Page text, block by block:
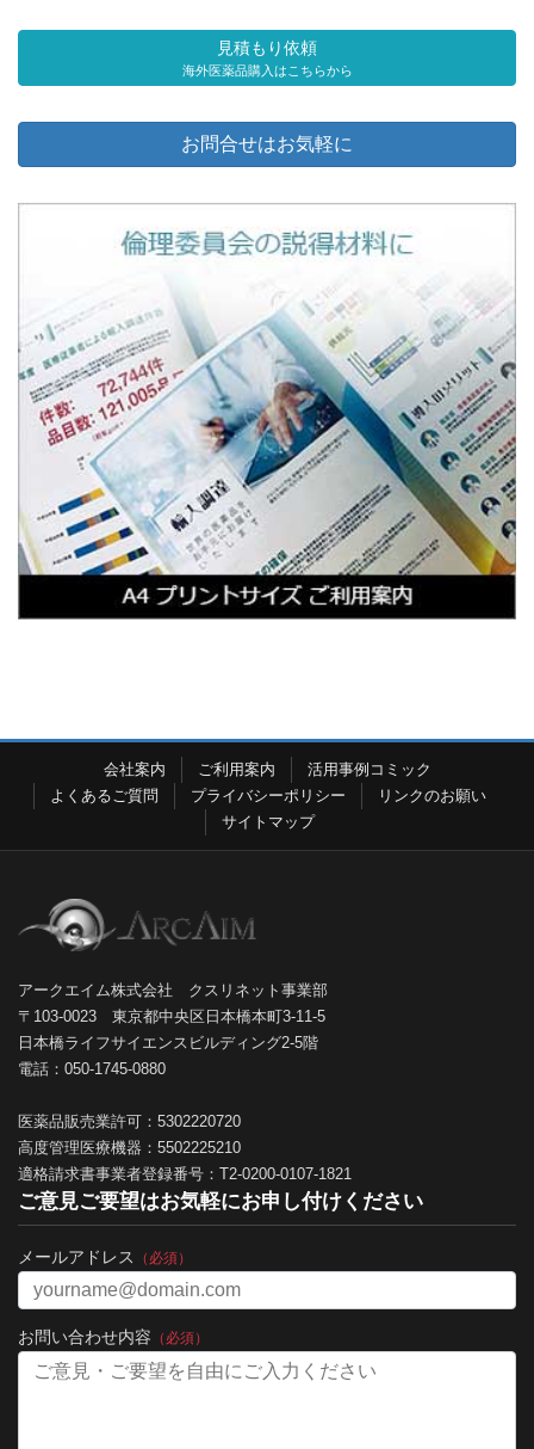
見積もり依頼
海外医薬品購入はこちらから
お問合せはお気軽に
会社案内 ご利用案内
活用事例コミック
よくあるご質問
プライバシーポリシー
リンクのお願い
サイトマップ
アークエイム株式会社 クスリネット事業部
〒103-0023 東京都中央区日本橋本町3-11-5
日本橋ライフサイエンスビルディング2-5階
電話：050-1745-0880
医薬品販売業許可：5302220720
高度管理医療機器：5502225210
適格請求書事業者登録番号：T2-0200-0107-1821
ご意見ご要望はお気軽にお申し付けください
メールアドレス （必須）
お問い合わせ内容 （必須）